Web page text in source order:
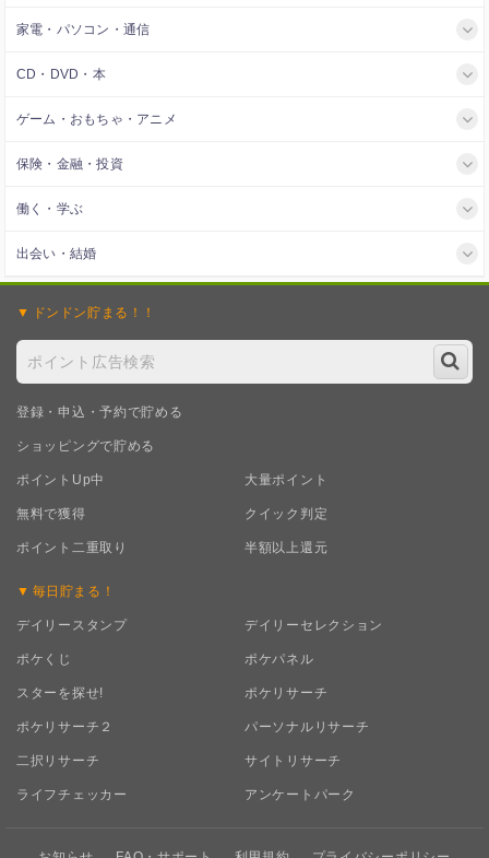
家電・パソコン・通信
CD・DVD・本
ゲーム・おもちゃ・アニメ
保険・金融・投資
働く・学ぶ
出会い・結婚
ドンドン貯まる！！
登録・申込・予約で貯める
ショッピングで貯める
ポイントUp中 大量ポイント
無料で獲得 クイック判定
ポイント二重取り 半額以上還元
毎日 貯まる！
デイリースタンプ デイリーセレクション
ポケくじ ポケパネル
スターを探せ! ポケリサーチ
ポケリサーチ２ パーソナルリサーチ
二択リサーチ サイトリサーチ
ライフチェッカー アンケートパーク